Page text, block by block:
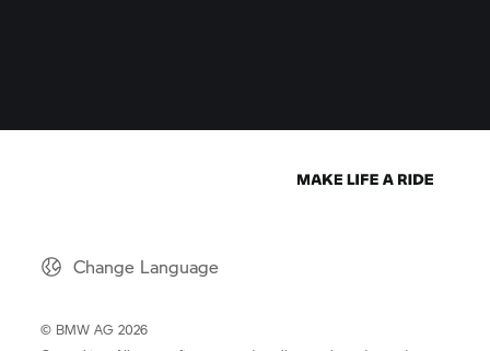
Change Language
© BMW AG 2026